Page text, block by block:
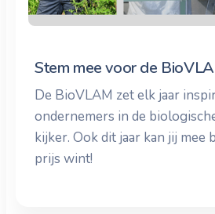
Stem mee voor de
De BioVLAM zet elk jaar
ondernemers in de
kijker. Ook dit jaar kan jij mee
prijs wint!